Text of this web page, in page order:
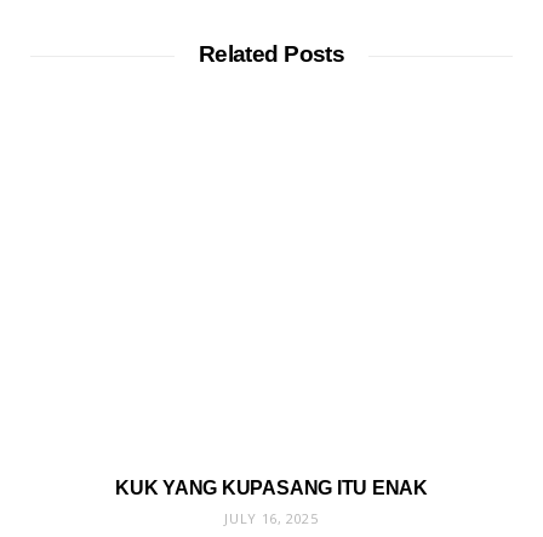
Related Posts
KUK YANG KUPASANG ITU ENAK
JULY 16, 2025